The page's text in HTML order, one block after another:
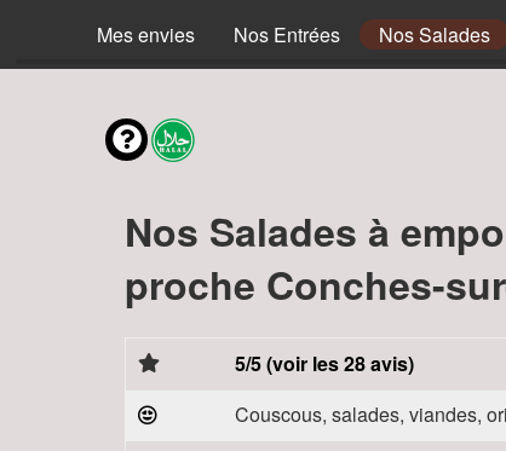
Mes envies Nos Entrées Nos Salades
Nos Salades à
proche Conches-
5/5 (voir les 28 avis)
Couscous, salades, viandes,